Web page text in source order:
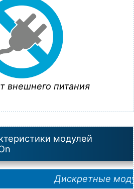
внешнего питания
модулей
Дискретные